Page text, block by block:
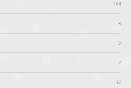
164
8
2
2
12